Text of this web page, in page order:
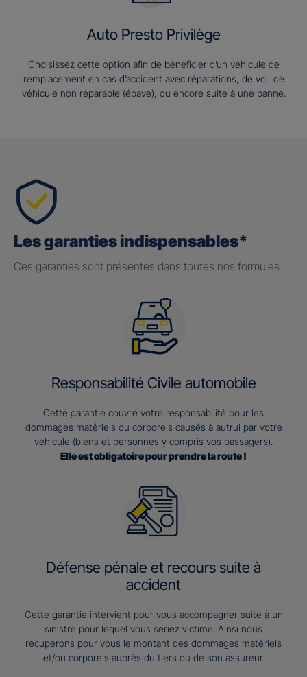
Auto Presto Privilège
Choisissez cette option afin de bénéficier d’un véhicule de
remplacement en cas d’accident avec réparations, de vol, de
véhicule non réparable (épave), ou encore suite à une panne.
Les garanties indispensables*
Ces garanties sont présentes dans toutes nos formules.
Responsabilité Civile automobile
Cette garantie couvre votre responsabilité pour les
dommages matériels ou corporels causés à autrui par votre
véhicule (biens et personnes y compris vos passagers).
Elle est obligatoire pour prendre la route !
Défense pénale et recours suite à
accident
Cette garantie intervient pour vous accompagner suite à un
sinistre pour lequel vous seriez victime. Ainsi nous
récupérons pour vous le montant des dommages matériels
et/ou corporels auprès du tiers ou de son assureur.